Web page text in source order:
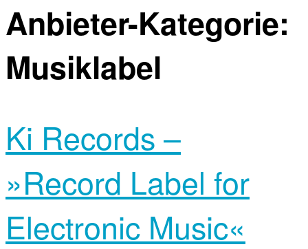
Anbieter-Kategorie:
Musiklabel
Ki Records –
»Record Label for
Electronic Music«